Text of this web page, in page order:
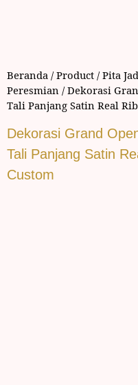
Beranda /Product /Pita
Peresmian / Dekorasi
Tali Panjang Satin Real
Dekorasi Grand
Tali Panjang Satin
Custom